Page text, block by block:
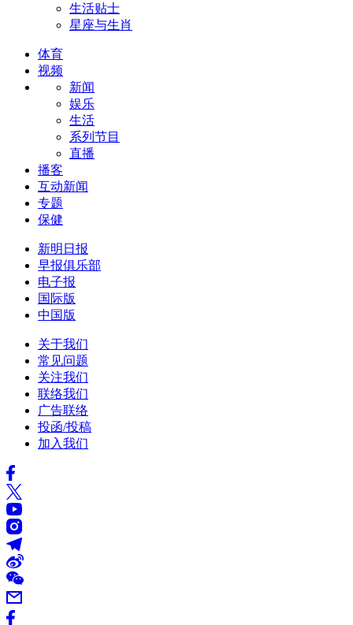
生活贴士
星座与生肖
体育
视频
新闻
娱乐
生活
系列节目
直播
播客
互动新闻
专题
保健
新明日报
早报俱乐部
电子报
国际版
中国版
关于我们
常见问题
关注我们
联络我们
广告联络
投函/投稿
加入我们